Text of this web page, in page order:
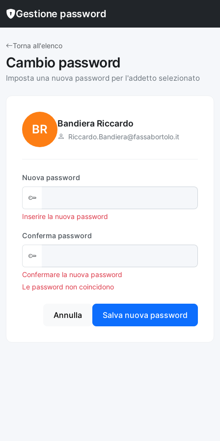
Gestione password
Torna all'elenco
Cambio password
Imposta una nuova password per l'addetto selezionato
BR Bandiera Riccardo
Riccardo.Bandiera@fassabortolo.it
Nuova password
Inserire la nuova password
Conferma password
Confermare la nuova password
Le password non coincidono
Annulla